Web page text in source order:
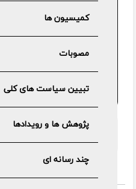
کمیسیون ها
مصوبات
تبیین سیاست های کلی
پژوهش ها و رویدادها
چند رسانه ای
در پی درگذشت محمد ناطق
ناطق نوری، آیت الله صادق